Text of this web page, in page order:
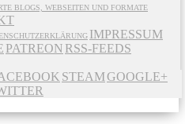
BLOGS, WEBSEITEN UND FORMATE
IMPRESSUM
PATREON RSS-FEEDS
STEAMGOOGLE+